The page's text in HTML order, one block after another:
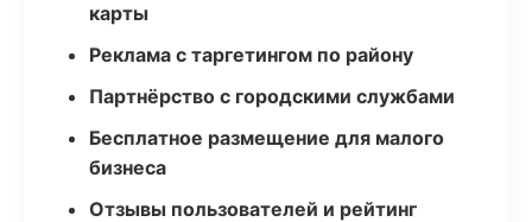
карты
Реклама с таргетингом по району
Партнёрство с городскими службами
Бесплатное размещение для малого
бизнеса
Отзывы пользователей и рейтинг